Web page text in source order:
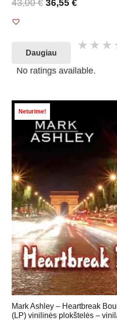
43,00€ 36,55 €
Daugiau
No ratings available.
Neturime!
Mark Ashley – Heartbreak
(LP) vinilinės plokštelės –